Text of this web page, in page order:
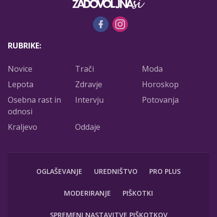
RUBRIKE:
Novice Trači
Moda
Lepota
Zdravje
Horoskop
Osebna rast in
odnosi
Intervju Potovanja
Kraljevo Oddaje
OGLAŠEVANJE UREDNIŠTVO PRO PLUS
MODERIRANJE PIŠKOTKI
SPREMENI NASTAVITVE PIŠKOTKOV